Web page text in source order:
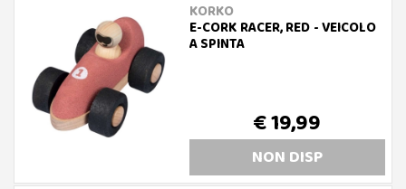
KORKO
E-CORK RACER, RED - VEICOLO
A SPINTA
€ 19,99
NON DISP